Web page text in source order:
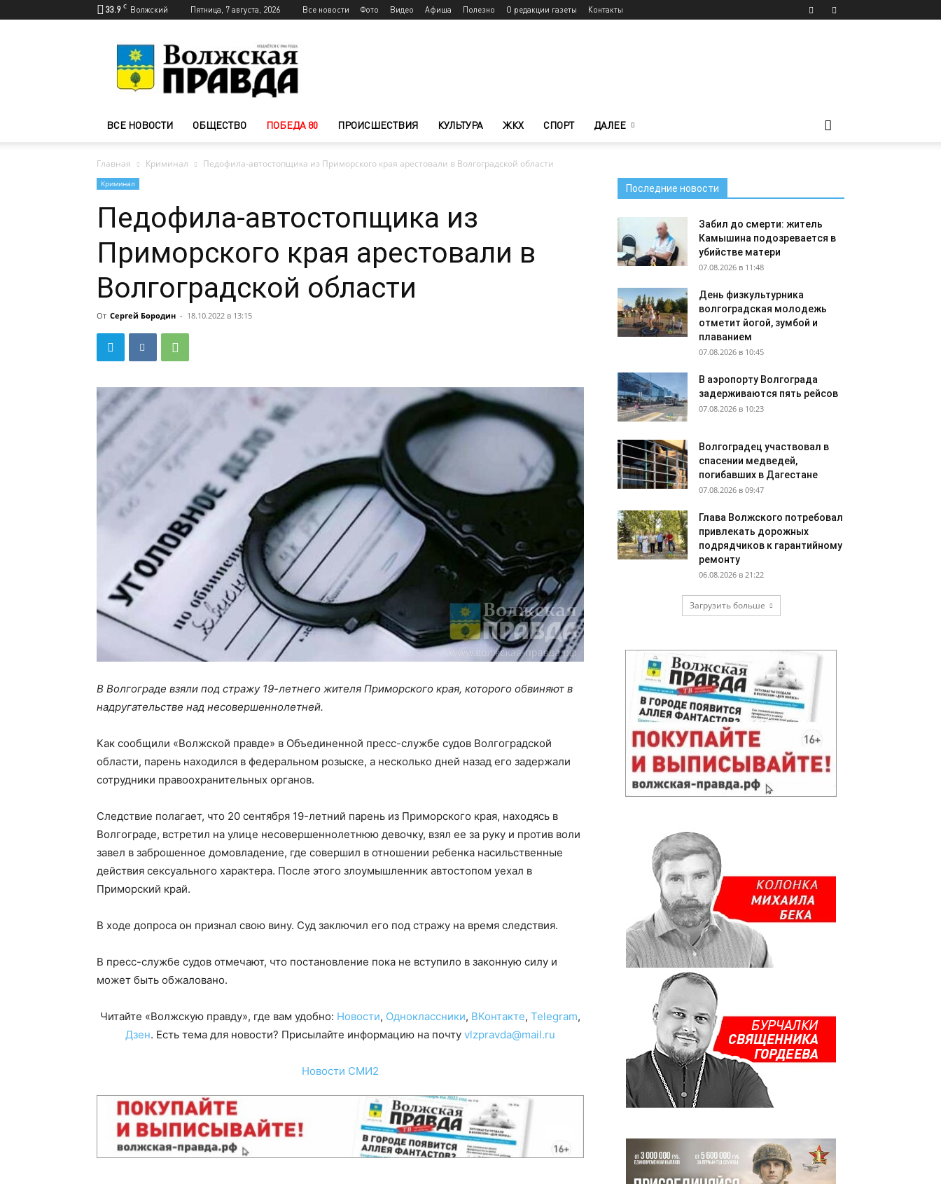
33.9 C Волжский Пятница, 7 августа, 2026 Все новости Фото Видео Афиша Полезно О редакции газеты Контакты
Волжского
—
Волжская
ВСЕ НОВОСТИ ОБЩЕСТВО ПОБЕДА 80 ПРОИСШЕСТВИЯ КУЛЬТУРА ЖКХ СПОРТ ДАЛЕЕ
Главная Криминал Педофила-автостопщика из Приморского края арестовали в Волгоградской области
Криминал
Педофила-автостопщика из
Приморского края арестовали в
Волгоградской области
От Сергей Бородин - 18.10.2022 в 13:15
В Волгограде взяли под стражу 19-летнего жителя Приморского края, которого обвиняют в
надругательстве над несовершеннолетней.
Как сообщили «Волжской правде» в Объединенной пресс-службе судов Волгоградской
области, парень находился в федеральном розыске, а несколько дней назад его задержали
сотрудники правоохранительных органов.
Следствие полагает, что 20 сентября 19-летний парень из Приморского края, находясь в
Волгограде, встретил на улице несовершеннолетнюю девочку, взял ее за руку и против воли
завел в заброшенное домовладение, где совершил в отношении ребенка насильственные
действия сексуального характера. После этого злоумышленник автостопом уехал в
Приморский край.
В ходе допроса он признал свою вину. Суд заключил его под стражу на время следствия.
В пресс-службе судов отмечают, что постановление пока не вступило в законную силу и
может быть обжаловано.
Читайте «Волжскую правду», где вам удобно: Новости, Одноклассники, ВКонтакте, Telegram,
Дзен. Есть тема для новости? Присылайте информацию на почту vlzpravda@mail.ru
Новости СМИ2
Последние новости
Забил до смерти: житель
Камышина подозревается в
убийстве матери
07.08.2026 в 11:48
День физкультурника
волгоградская молодежь
отметит йогой, зумбой и
плаванием
07.08.2026 в 10:45
В аэропорту Волгограда
задерживаются пять рейсов
07.08.2026 в 10:23
Волгоградец участвовал в
спасении медведей,
погибавших в Дагестане
07.08.2026 в 09:47
Глава Волжского потребовал
привлекать дорожных
подрядчиков к гарантийному
ремонту
06.08.2026 в 21:22
Загрузить больше